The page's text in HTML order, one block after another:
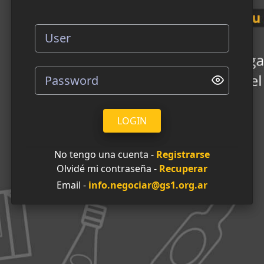
LOGIN
No tengo una cuenta - Registrarse
Olvidé mi contraseña - Recuperar
Email - info.negociar@gs1.org.ar